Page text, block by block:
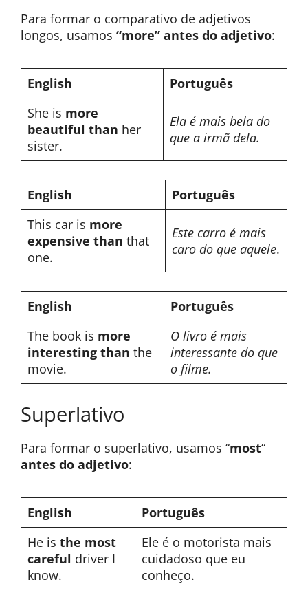
Para formar o comparativo de adjetivos
longos, usamos “more” antes do adjetivo:
English
Português
She is more
beautiful than her
sister.
Ela é mais bela do
que a irmã dela.
English
Português
This car is more
expensive than that
one.
Este carro é mais
caro do que aquele.
English
Português
The book is more
interesting than the
movie.
O livro é mais
interessante do que
o filme.
Superlativo
Para formar o superlativo, usamos “most“
antes do adjetivo:
English
Português
He is the most
careful driver I
know.
Ele é o motorista mais
cuidadoso que eu
conheço.